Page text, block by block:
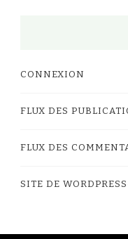
CONNEXION
FLUX DES
FLUX DES
SITE DE